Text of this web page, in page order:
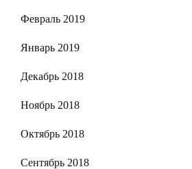
Февраль 2019
Январь 2019
Декабрь 2018
Ноябрь 2018
Октябрь 2018
Сентябрь 2018